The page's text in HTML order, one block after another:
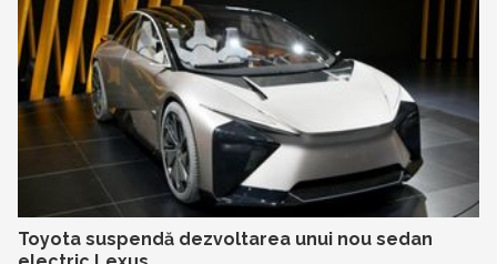
Toyota suspendă dezvoltarea unui nou sedan